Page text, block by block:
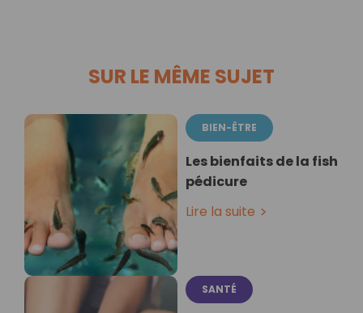
SUR LE MÊME SUJET
BIEN-ÊTRE
Les bienfaits de la fish
pédicure
Lire la suite
SANTÉ